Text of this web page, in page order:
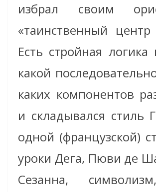
избрал своим
«таинственный
Есть стройная
какой
каких компонентов
и складывался стиль
одной (французской)
уроки Дега, Пюви де
Сезанна,